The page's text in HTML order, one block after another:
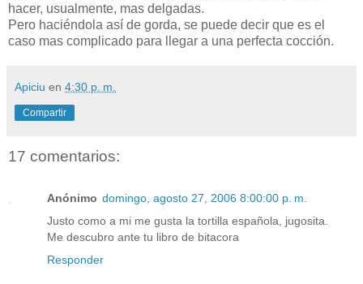
hacer, usualmente, mas delgadas.
Pero haciéndola así de gorda, se puede decir que es el
caso mas complicado para llegar a una perfecta cocción.
Apiciu en 4:30 p. m.
Compartir
17 comentarios:
Anónimo domingo, agosto 27, 2006 8:00:00 p. m.
Justo como a mi me gusta la tortilla española, jugosita.
Me descubro ante tu libro de bitacora
Responder